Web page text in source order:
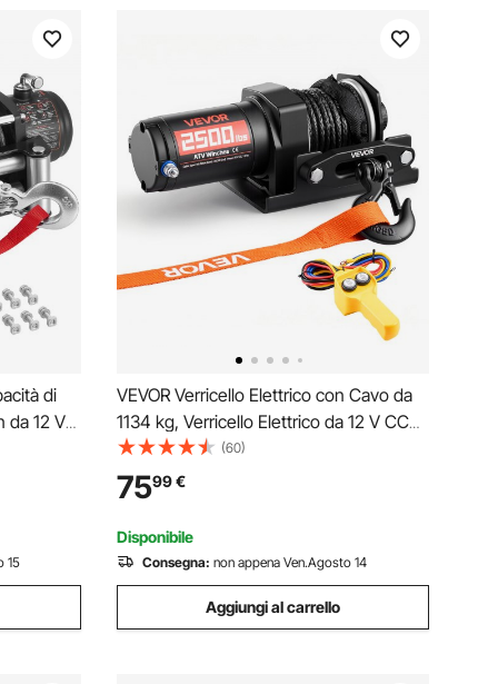
di
da 12 V
x 19,8
15
VEVOR Verricello Elettrico con Cavo da
1134 kg, Verricello Elettrico da 12 V CC
per ATV/UTV Fuoristrada con Fune
Sintetica Ø 4,8 mm x 12 m, Telecomando
Cablato, Impermeabile IP55 per
Recupero Stradale
(60)
7599€
Disponibile
Consegna: non appena Ven.Agosto 14
Aggiungi al carrello